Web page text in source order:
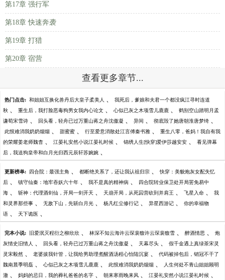
第17章 强行军
第18章 快速奔袭
第19章 打猎
第20章 宿营
查看更多章节...
热门点击: 和姐姐互换化兽丹后大皇子柔美人 、 我死后，爹娘和夫君一个都没疯江寻时连道
秋 、 重生后，我打脸恶毒狗男女我内心论文 、 心似已灰之木项雪儿鹿鹿 、 鹤别空山踏明月孟
谦荀宋雪诗 、 回头看，轻舟已过万重山蒋之舟沈傲凝 、 异间 、 彻底毁了她唐朝淮唐梦绮 、
此恨难消我奶奶烟烟 、 甜蜜蜜 、 行至爱意消散处江言傅秦书雅 、 重生八零，爸妈！我自有我
的荣耀姜老师魏杳 、 江晏礼安然小说江晏礼时候 、 锦绣人生[快穿]爱伊莎越安安 、 看见弹幕
后，我送狗皇帝和白月光归西元辰轩苏婉婉 、
更新榜单: 四合院：最强主角 、 都断绝关系了，还让我认祖归宗 、 快穿：美貌炮灰女配失忆
后 、 镇守仙秦：地牢吞妖六十年 、 我不是真的精神病 、 四合院转业保卫处开局罢免易中
海 、 斩神：代理酒剑仙，开局一剑开天 、 天崩开局，从死囚营砍到并肩王 、 飞星入命 、 我
和灵界那些事 、 无敌下山，先斩白月光 、 杨凡红尘修行记 、 异星西游记 、 你的幸福物
语 、 天下诡医 、
完本小说: 旧爱泯灭程衍之柳欣欣 、 林深不知云海许云琛裴馥许云琛裴馥雪 、 醉酒情思 、 炮
灰情史旧情人 、 回头看，轻舟已过万重山蒋之舟沈傲凝 、 天幕尽头 、 假千金遇上真绿茶宋灵
灵宋毅然 、 老婆拔我针管，让我给男助理煮醒酒汤程心怡陆沉宴 、 代码被掉包后，销冠不干了
魏南晨季明磊 、 心似已灰之木项雪儿鹿鹿 、 此恨难消我奶奶烟烟 、 人生何处不青山姐姐顾明
澈 、 妈妈的忌日，我的葬礼爸爸的名字 、 朝来寒雨晚来风 、 江晏礼安然小说江晏礼时候 、